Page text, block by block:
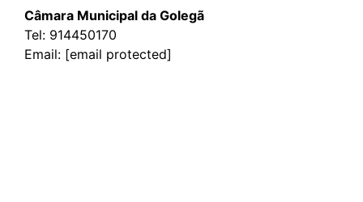
Câmara Municipal da Golegã
Tel: 914450170
Email: [email protected]